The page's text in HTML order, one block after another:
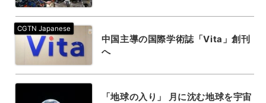
中国主導の国際学術誌「Vita」創刊
へ
「地球の入り」 月に沈む地球を宇宙